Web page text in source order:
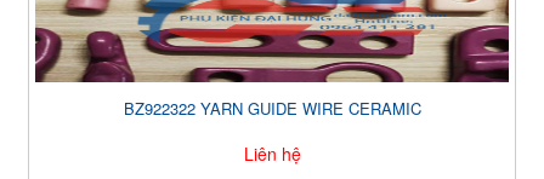
BZ922322 YARN GUIDE WIRE CERAMIC
Liên hệ